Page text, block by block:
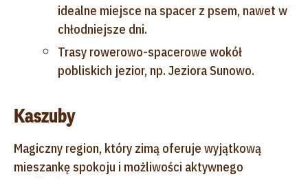
idealne miejsce na spacer z psem, nawet w
chłodniejsze dni.
Trasy rowerowo-spacerowe wokół
pobliskich jezior, np. Jeziora Sunowo.
Kaszuby
Magiczny region, który zimą oferuje wyjątkową
mieszankę spokoju i możliwości aktywnego